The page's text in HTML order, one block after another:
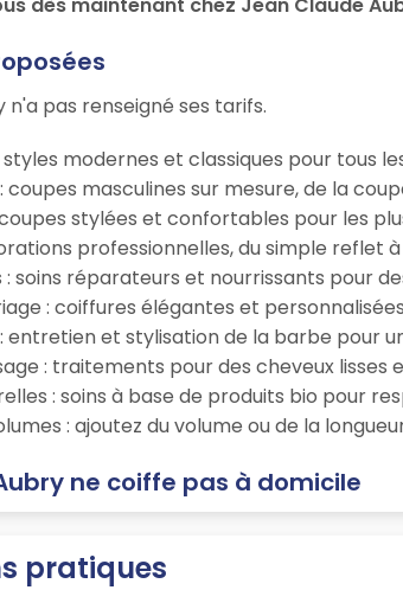
dès maintenant chez Jean Claude
n'a pas renseigné ses tarifs.
modernes et classiques pour tous
coupes masculines sur mesure, de la
stylées et confortables pour les
professionnelles, du simple reflet
: soins réparateurs et nourrissants pour
: coiffures élégantes et
entretien et stylisation de la barbe pour
: traitements pour des cheveux lisses
: soins à base de produits bio pour
: ajoutez du volume ou de la
ne coiffe pas à domicile
pratiques